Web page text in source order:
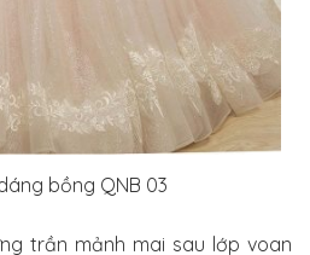
bồng QNB 03
trần mảnh mai sau lớp voan